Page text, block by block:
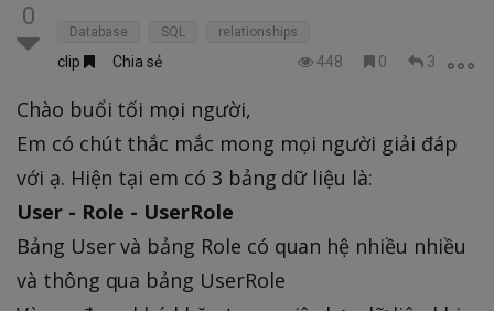
0
Database SQL relationships
clip Chia sẻ 448 0 3
Chào buổi tối mọi người,
Em có chút thắc mắc mong mọi người giải đáp
với ạ. Hiện tại em có 3 bảng dữ liệu là:
User - Role - UserRole
Bảng User và bảng Role có quan hệ nhiều nhiều
và thông qua bảng UserRole